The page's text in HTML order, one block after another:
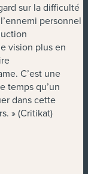
sur la difficulté
personnel
vision plus en
C’est une
temps qu’un
dans cette
» (Critikat)